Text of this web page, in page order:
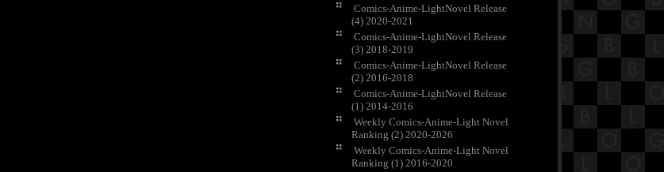
Comics-Anime-LightNovel Release
(4) 2020-2021
Comics-Anime-LightNovel Release
(3) 2018-2019
Comics-Anime-LightNovel Release
(2) 2016-2018
Comics-Anime-LightNovel Release
(1) 2014-2016
Weekly Comics-Anime-Light Novel
Ranking (2) 2020-2026
Weekly Comics-Anime-Light Novel
Ranking (1) 2016-2020